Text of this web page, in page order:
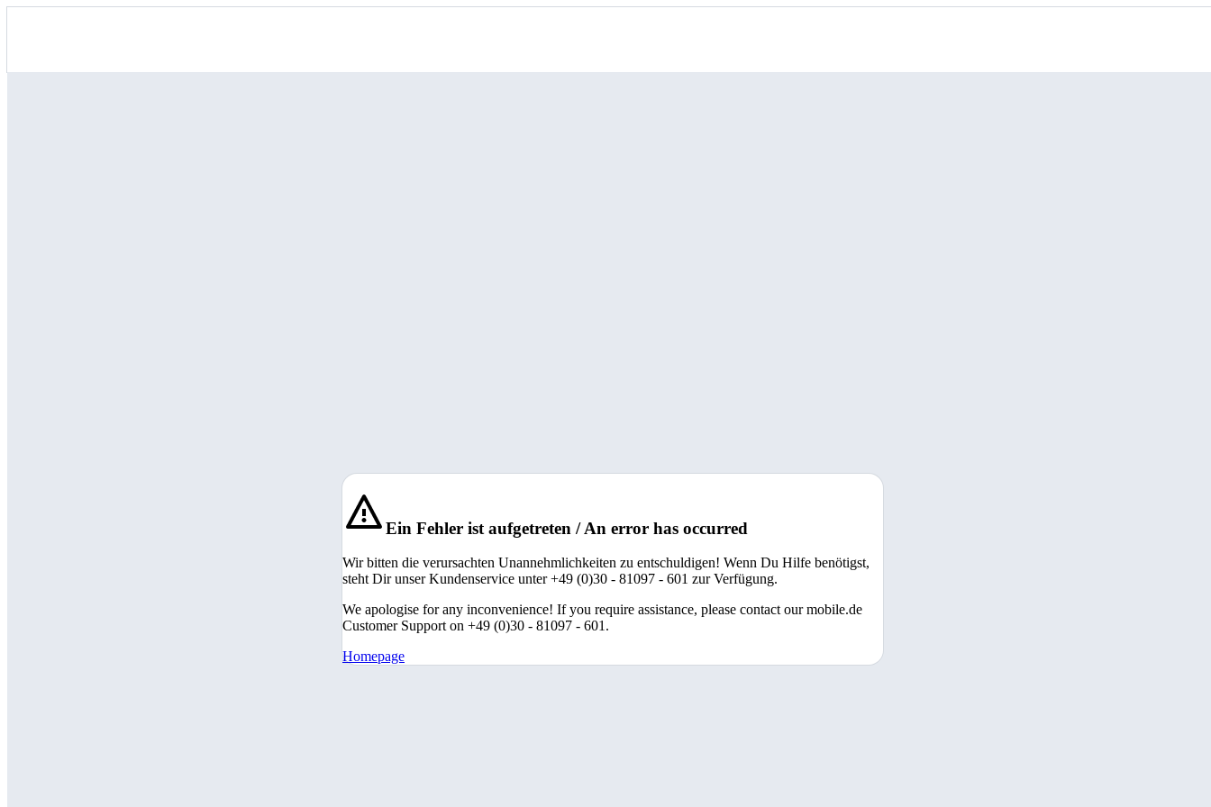
Ein Fehler ist aufgetreten / An error has occurred
Wir bitten die verursachten Unannehmlichkeiten zu entschuldigen! Wenn Du Hilfe benötigst,
steht Dir unser Kundenservice unter +49 (0)30 - 81097 - 601 zur Verfügung.
We apologise for any inconvenience! If you require assistance, please contact our mobile.de
Customer Support on +49 (0)30 - 81097 - 601.
Homepage